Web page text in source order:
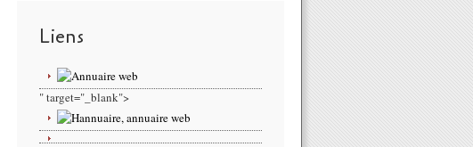
Liens
" target="_blank">